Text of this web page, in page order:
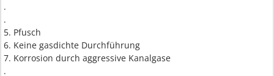
.
.
5. Pfusch
6. Keine gasdichte Durchführung
7. Korrosion durch aggressive Kanalgase
.